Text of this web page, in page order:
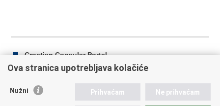
Croatian Consular Portal
Ova stranica upotrebljava kolačiće
Nužni Prihvaćam Ne prihvaćam